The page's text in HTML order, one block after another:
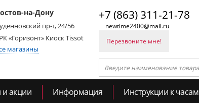
на-Дону
пр-т, 24/56
«Горизонт» Киоск Tissot
магазины
+7 (863) 311-21-78
newtime2400@mail.ru
Перезвоните мне!
и акции Информация Инструкции к часам